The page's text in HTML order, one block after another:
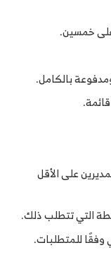
على خمسين.
بالكامل.
على الأقل
التي تتطلب ذلك.
للمتطلبات.